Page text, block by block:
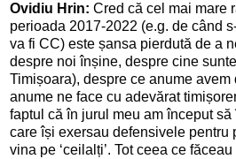
Ovidiu Hrin: Cred că cel mai mare
perioada 2017-2022 (e.g. de când
va fi CC) este șansa pierdută de a
despre noi înșine, despre cine
Timișoara), despre ce anume
anume ne face cu adevărat
faptul că în jurul meu am început
care își exersau defensivele pentru
vina pe ‘ceilalți’. Tot ceea ce